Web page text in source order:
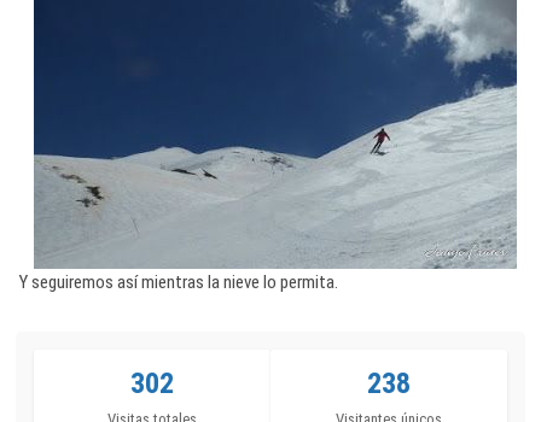
Y seguiremos así mientras la nieve lo permita.
302 238